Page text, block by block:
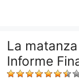
La
Informe